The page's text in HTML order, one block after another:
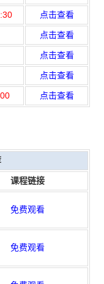
点击查看
点击查看
点击查看
点击查看
点击查看
课程链接
免费观看
免费观看